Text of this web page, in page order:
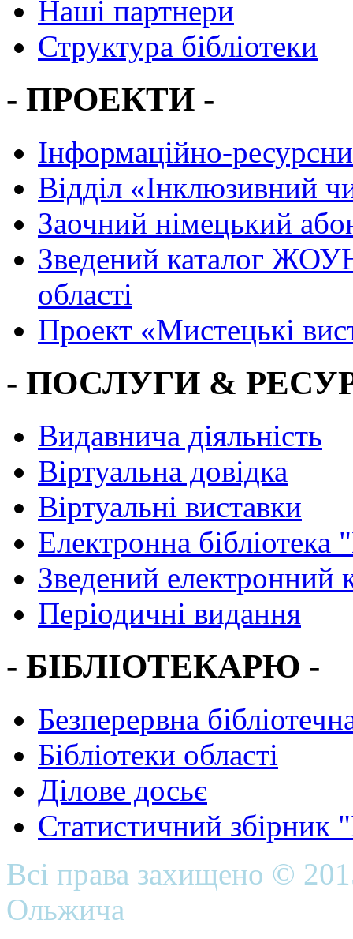
Наші партнери
Структура бібліотеки
- ПРОЕКТИ -
Інформаційно-
Вiддiл «Інклюзивний
Заочний німецький
Зведений каталог
області
Проект «Мистецькі
- ПОСЛУГИ &
Видавнича діяльність
Віртуальна довідка
Віртуальні виставки
Електронна
Зведений електронний
Періодичні видання
- БІБЛІОТЕКАРЮ -
Безперервна
Бібліотеки області
Ділове досьє
Статистичний
Всі права захищено ©
Ольжича